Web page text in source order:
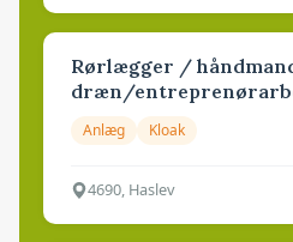
Rørlægger /
dræn/
Anlæg Kloak
4690, Haslev